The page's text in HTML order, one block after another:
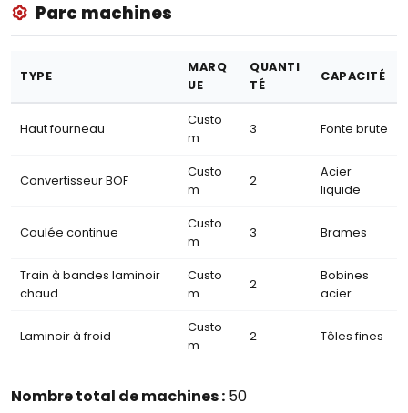
Parc machines
TYPE
MARQ
UE
QUANTI
TÉ
CAPACITÉ
Haut fourneau
Custo
m
3 Fonte brute
Convertisseur BOF
Custo
m
2
Acier
liquide
Coulée continue
Custo
m
3 Brames
Train à bandes laminoir
chaud
Custo
m
2
Bobines
acier
Laminoir à froid
Custo
m
2 Tôles fines
Nombre total de machines : 50